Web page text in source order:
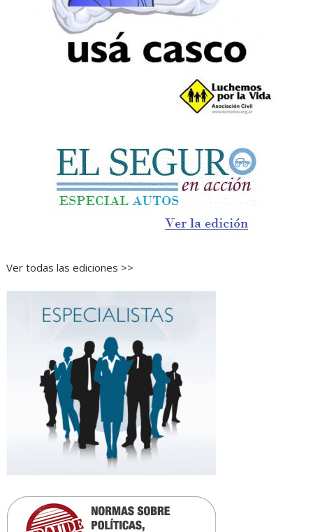
Ver todas las ediciones >>